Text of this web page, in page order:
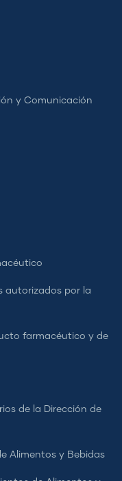
y Comunicación
autorizados por la
farmacéutico y de
de la Dirección de
Alimentos y Bebidas